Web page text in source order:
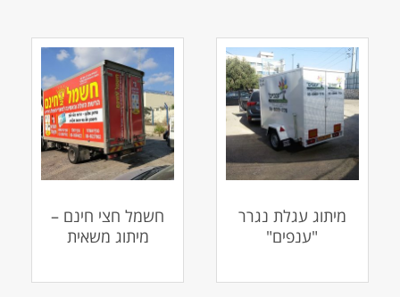
מיתוג עגלת נגרר
"ענפים"
חשמל חצי חינם –
מיתוג משאית